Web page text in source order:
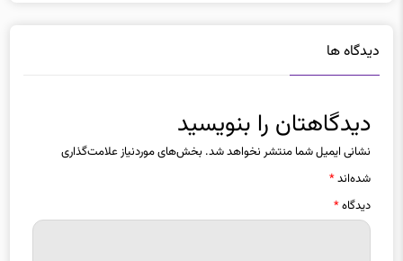
دیدگاه ها
دیدگاهتان را بنویسید
نشانی ایمیل شما منتشر نخواهد شد. بخش‌های موردنیاز علامت‌گذاری
شده‌اند*
دیدگاه*